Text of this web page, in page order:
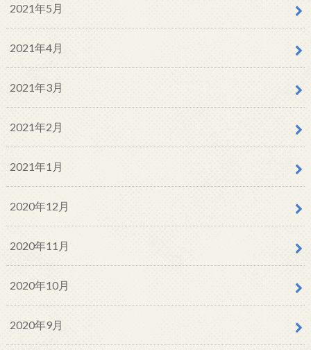
2021年5月
2021年4月
2021年3月
2021年2月
2021年1月
2020年12月
2020年11月
2020年10月
2020年9月